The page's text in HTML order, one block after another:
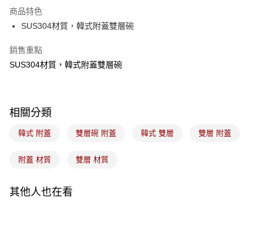
悠遊付
Google Pay
全盈+PAY
運送方式
7-11取貨(5kg以內，尺寸不超過90cm)
每筆NT$100，滿NT$1,500(含以上)免運費
商品特色
SUS304材質，韓式附蓋雙層碗
銷售重點
SUS304材質，韓式附蓋雙層碗
相關分類
韓式 附蓋 雙層碗 附蓋 韓式 雙層 雙層 附蓋
附蓋 材質 雙層 材質
其他人也在看